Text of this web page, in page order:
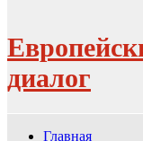
диалог
Главная